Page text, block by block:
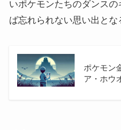
いポケモンたちのダンス
ば忘れられない思い出とな
ポケモン
ア・ホウ